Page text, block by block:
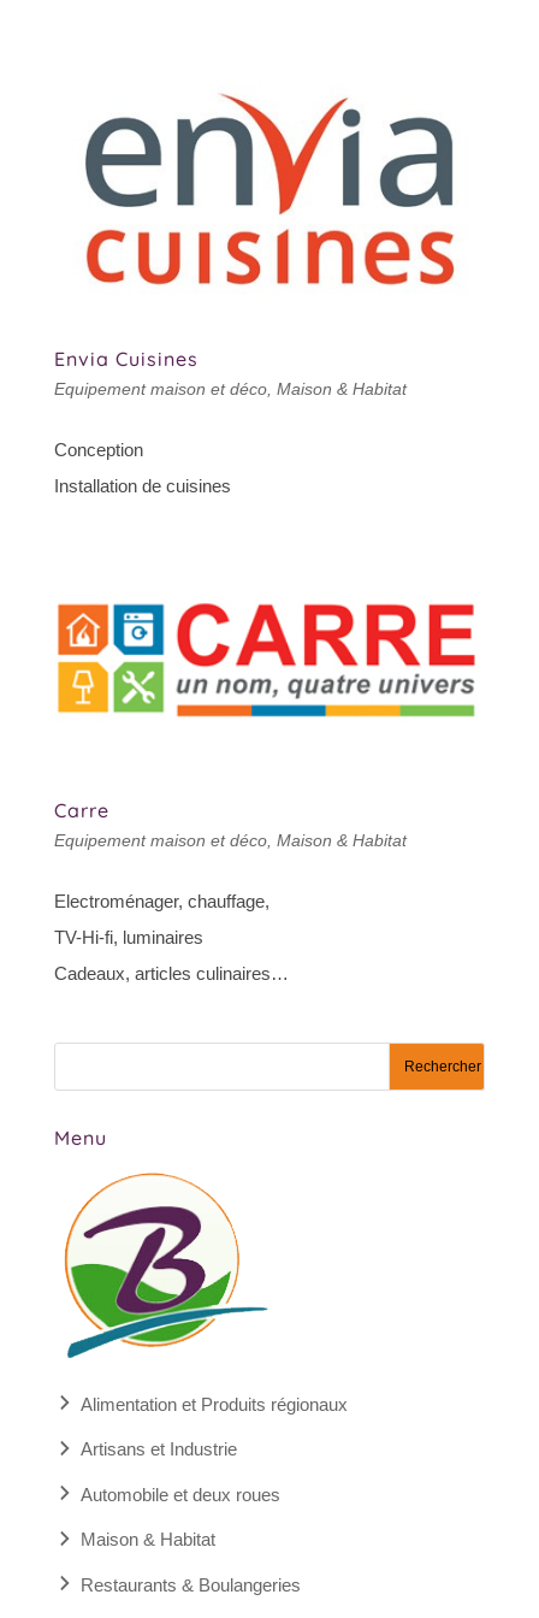
Envia Cuisines
Equipement maison et déco, Maison & Habitat
Conception
Installation de cuisines
Carre
Equipement maison et déco, Maison & Habitat
Electroménager, chauffage,
TV-Hi-fi, luminaires
Cadeaux, articles culinaires…
Menu
Alimentation et Produits régionaux
Artisans et Industrie
Automobile et deux roues
Maison & Habitat
Restaurants & Boulangeries